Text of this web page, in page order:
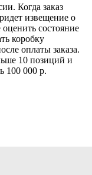
Когда заказ
извещение о
состояние
коробку
оплаты заказа.
10 позиций и
100 000 р.